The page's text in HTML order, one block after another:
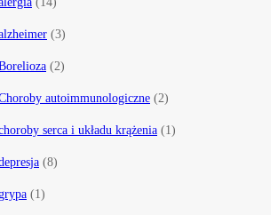
(3)
(2)
autoimmunologiczne (2)
serca i układu krążenia (1)
(8)
(1)